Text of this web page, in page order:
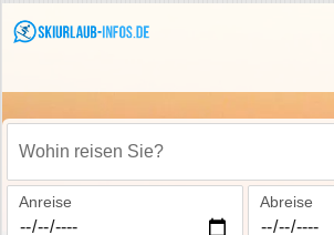
Wohin reisen Sie?
Anreise Abreise